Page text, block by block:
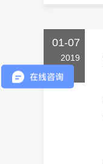
01-07
2019